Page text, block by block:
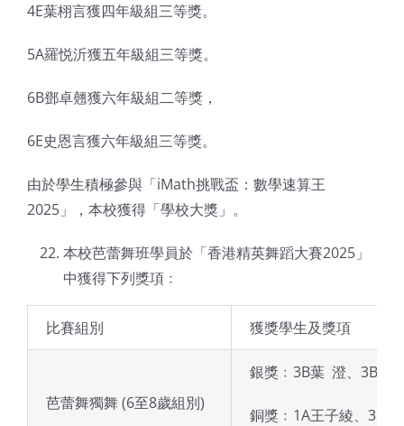
4E葉栩言獲四年級組三等獎。
5A羅悦沂獲五年級組三等獎。
6B鄧卓翹獲六年級組二等獎，
6E史恩言獲六年級組三等獎。
由於學生積極參與「iMath挑戰盃：數學速算王
2025」，本校獲得「學校大獎」。
本校芭蕾舞班學員於「香港精英舞蹈大賽2025」
中獲得下列獎項﹕
比賽組別 獲獎學生及獎項
芭蕾舞獨舞 (6至8歲組別)
銀獎﹕3B葉 澄、3B陳
銅獎﹕1A王子綾、3D